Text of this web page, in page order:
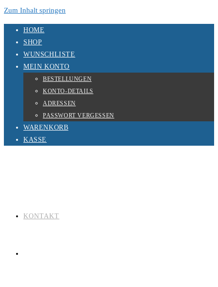
Zum Inhalt springen
HOME
SHOP
WUNSCHLISTE
MEIN KONTO
BESTELLUNGEN
KONTO-DETAILS
ADRESSEN
PASSWORT VERGESSEN
WARENKORB
KASSE
KONTAKT